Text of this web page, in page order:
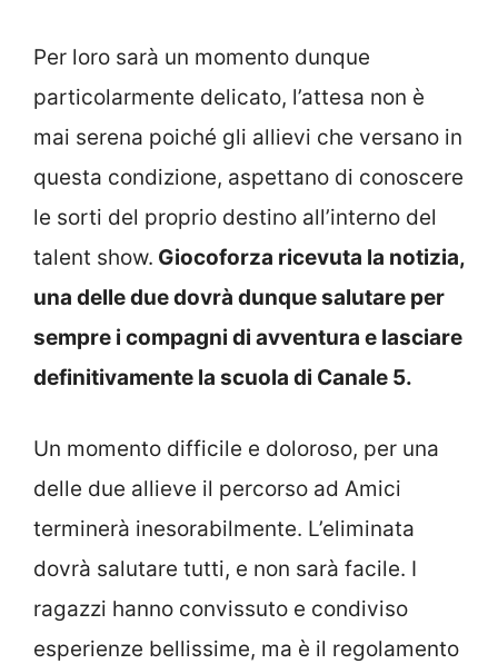
Per loro sarà un momento dunque
particolarmente delicato, l’attesa non è
mai serena poiché gli allievi che versano in
questa condizione, aspettano di conoscere
le sorti del proprio destino all’interno del
talent show. Giocoforza ricevuta la notizia,
una delle due dovrà dunque salutare per
sempre i compagni di avventura e lasciare
definitivamente la scuola di Canale 5.
Un momento difficile e doloroso, per una
delle due allieve il percorso ad Amici
terminerà inesorabilmente. L’eliminata
dovrà salutare tutti, e non sarà facile. I
ragazzi hanno convissuto e condiviso
esperienze bellissime, ma è il regolamento